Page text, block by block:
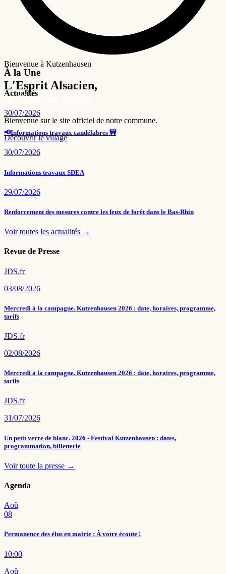
Bienvenue à Kutzenhausen
L'Esprit Alsacien,
le Charme Rural.
Bienvenue sur le site officiel de notre commune.
Découvrir le village
À la Une
Actualités
30/07/2026
📢Informations travaux candélabres 🚧
30/07/2026
Informations travaux SDEA
29/07/2026
Renforcement des mesures contre les feux de forêt dans le Bas-Rhin
Voir toutes les actualités →
Revue de Presse
JDS.fr
03/08/2026
Mercredi à la campagne. Kutzenhausen 2026 : date, horaires, programme,
tarifs
JDS.fr
02/08/2026
Mercredi à la campagne. Kutzenhausen 2026 : date, horaires, programme,
tarifs
JDS.fr
31/07/2026
Un petit verre de blanc. 2026 - Festival Kutzenhausen : dates,
programmation, billetterie
Voir toute la presse →
Agenda
Aoû
08
Permanence des élus en mairie : À votre écoute !
10:00
Aoû